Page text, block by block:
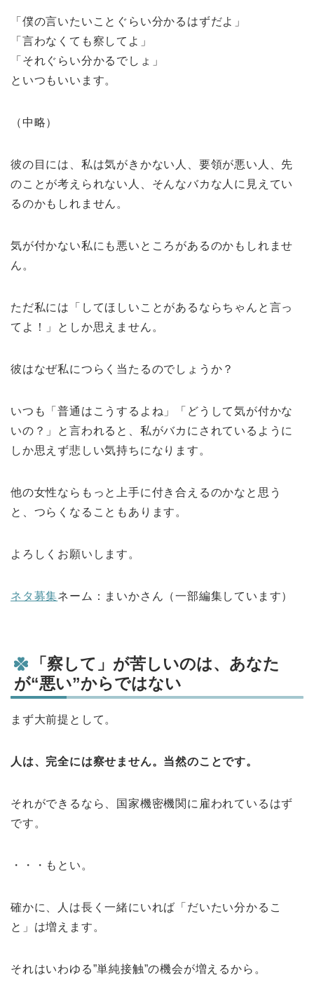
「僕の言いたいことぐらい分かるはずだよ」
「言わなくても察してよ」
「それぐらい分かるでしょ」
といつもいいます。
（中略）
彼の目には、私は気がきかない人、要領が悪い人、先
のことが考えられない人、そんなバカな人に見えてい
るのかもしれません。
気が付かない私にも悪いところがあるのかもしれませ
ん。
ただ私には「してほしいことがあるならちゃんと言っ
てよ！」としか思えません。
彼はなぜ私につらく当たるのでしょうか？
いつも「普通はこうするよね」「どうして気が付かな
いの？」と言われると、私がバカにされているように
しか思えず悲しい気持ちになります。
他の女性ならもっと上手に付き合えるのかなと思う
と、つらくなることもあります。
よろしくお願いします。
ネタ募集ネーム：まいかさん（一部編集しています）
「察して」が苦しいのは、あなた
が“悪い”からではない
まず大前提として。
人は、完全には察せません。当然のことです。
それができるなら、国家機密機関に雇われているはず
です。
・・・もとい。
確かに、人は長く一緒にいれば「だいたい分かるこ
と」は増えます。
それはいわゆる”単純接触”の機会が増えるから。